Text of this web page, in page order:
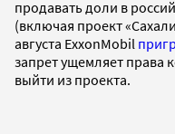
продавать доли в
(включая проект
августа ExxonMobil
запрет ущемляет права
выйти из проекта.